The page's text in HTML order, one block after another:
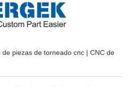
piezas de torneado cnc | CNC de